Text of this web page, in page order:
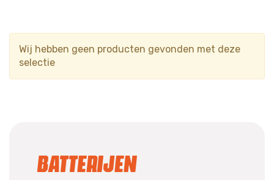
Wij hebben geen producten gevonden met deze
selectie
Batterijen